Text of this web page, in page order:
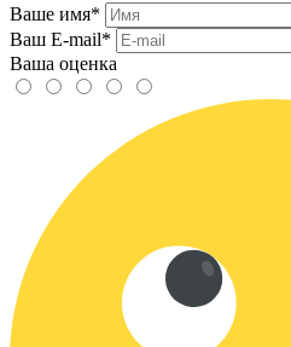
Ваше имя*
Ваш E-mail*
Ваша оценка